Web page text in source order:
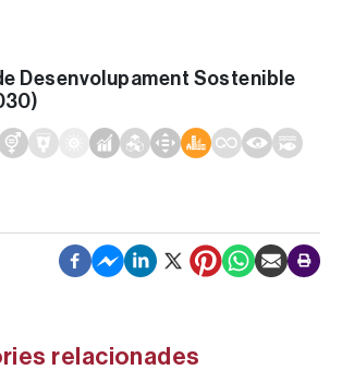
Desenvolupament Sostenible
relacionades